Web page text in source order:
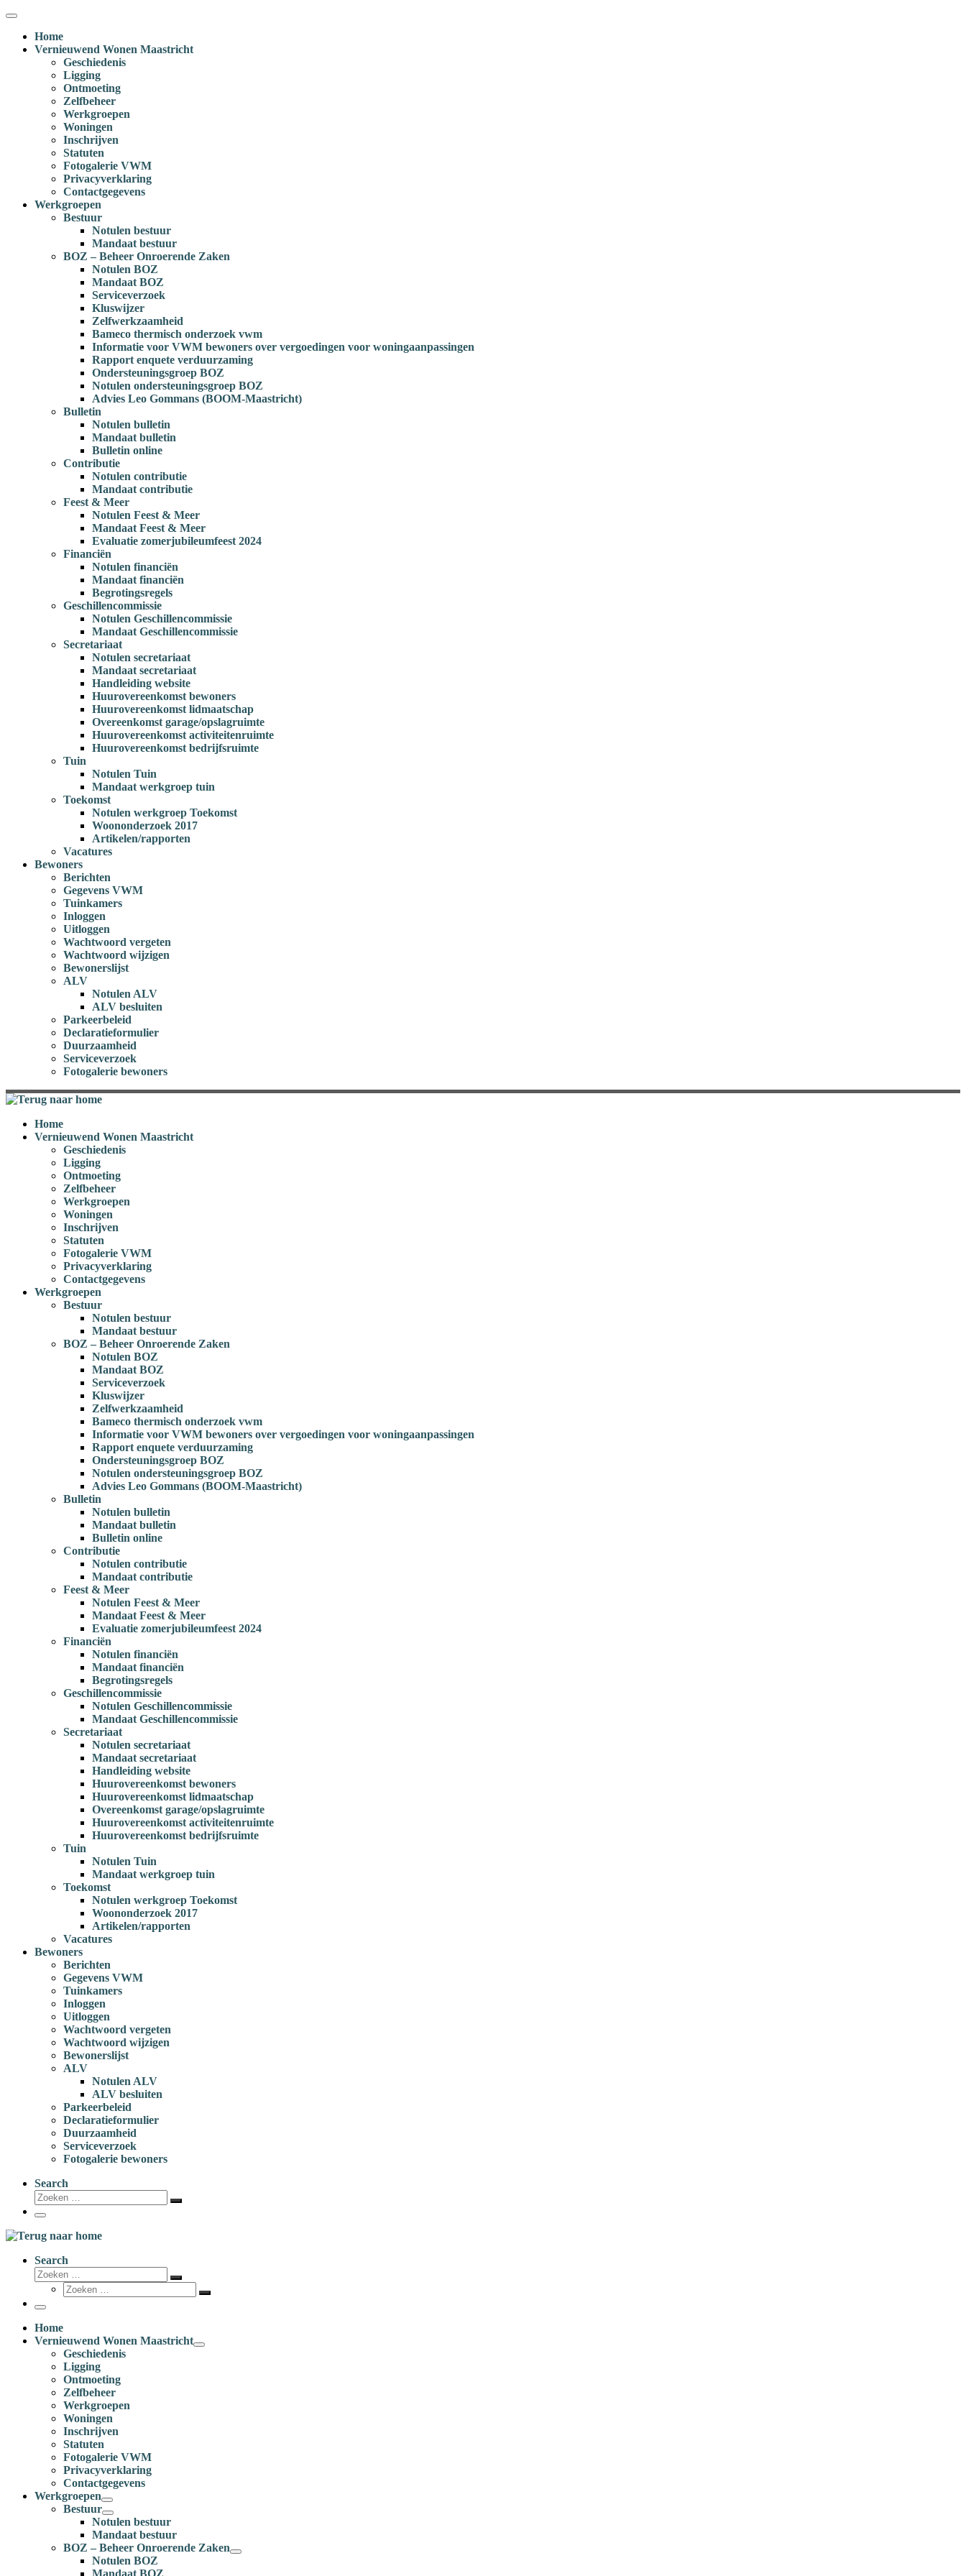
Ga
inhoud
Menu
Home
Vernieuwend Wonen Maastricht
Geschiedenis
Ligging
Ontmoeting
Zelfbeheer
Werkgroepen
Woningen
Inschrijven
Statuten
Fotogalerie VWM
Privacyverklaring
Contactgegevens
Werkgroepen
Bestuur
Notulen bestuur
Mandaat bestuur
BOZ – Beheer Onroerende Zaken
Notulen BOZ
Mandaat BOZ
Serviceverzoek
Kluswijzer
Zelfwerkzaamheid
Bameco thermisch onderzoek vwm
Informatie voor VWM bewoners over vergoedingen voor woningaanpassingen
Rapport enquete verduurzaming
Ondersteuningsgroep BOZ
Notulen ondersteuningsgroep BOZ
Advies Leo Gommans (BOOM-Maastricht)
Bulletin
Notulen bulletin
Mandaat bulletin
Bulletin online
Contributie
Notulen contributie
Mandaat contributie
Feest & Meer
Notulen Feest & Meer
Mandaat Feest & Meer
Evaluatie zomerjubileumfeest 2024
Financiën
Notulen financiën
Mandaat financiën
Begrotingsregels
Geschillencommissie
Notulen Geschillencommissie
Mandaat Geschillencommissie
Secretariaat
Notulen secretariaat
Mandaat secretariaat
Handleiding website
Huurovereenkomst bewoners
Huurovereenkomst lidmaatschap
Overeenkomst garage/opslagruimte
Huurovereenkomst activiteitenruimte
Huurovereenkomst bedrijfsruimte
Tuin
Notulen Tuin
Mandaat werkgroep tuin
Toekomst
Notulen werkgroep Toekomst
Woononderzoek 2017
Artikelen/rapporten
Vacatures
Bewoners
Berichten
Gegevens VWM
Tuinkamers
Inloggen
Uitloggen
Wachtwoord vergeten
Wachtwoord wijzigen
Bewonerslijst
ALV
Notulen ALV
ALV besluiten
Parkeerbeleid
Declaratieformulier
Duurzaamheid
Serviceverzoek
Fotogalerie bewoners
Home
Vernieuwend Wonen Maastricht
Geschiedenis
Ligging
Ontmoeting
Zelfbeheer
Werkgroepen
Woningen
Inschrijven
Statuten
Fotogalerie VWM
Privacyverklaring
Contactgegevens
Werkgroepen
Bestuur
Notulen bestuur
Mandaat bestuur
BOZ – Beheer Onroerende Zaken
Notulen BOZ
Mandaat BOZ
Serviceverzoek
Kluswijzer
Zelfwerkzaamheid
Bameco thermisch onderzoek vwm
Informatie voor VWM bewoners over vergoedingen voor woningaanpassingen
Rapport enquete verduurzaming
Ondersteuningsgroep BOZ
Notulen ondersteuningsgroep BOZ
Advies Leo Gommans (BOOM-Maastricht)
Bulletin
Notulen bulletin
Mandaat bulletin
Bulletin online
Contributie
Notulen contributie
Mandaat contributie
Feest & Meer
Notulen Feest & Meer
Mandaat Feest & Meer
Evaluatie zomerjubileumfeest 2024
Financiën
Notulen financiën
Mandaat financiën
Begrotingsregels
Geschillencommissie
Notulen Geschillencommissie
Mandaat Geschillencommissie
Secretariaat
Notulen secretariaat
Mandaat secretariaat
Handleiding website
Huurovereenkomst bewoners
Huurovereenkomst lidmaatschap
Overeenkomst garage/opslagruimte
Huurovereenkomst activiteitenruimte
Huurovereenkomst bedrijfsruimte
Tuin
Notulen Tuin
Mandaat werkgroep tuin
Toekomst
Notulen werkgroep Toekomst
Woononderzoek 2017
Artikelen/rapporten
Vacatures
Bewoners
Berichten
Gegevens VWM
Tuinkamers
Inloggen
Uitloggen
Wachtwoord vergeten
Wachtwoord wijzigen
Bewonerslijst
ALV
Notulen ALV
ALV besluiten
Parkeerbeleid
Declaratieformulier
Duurzaamheid
Serviceverzoek
Fotogalerie bewoners
Search
Zoeken
Zoeken
Menu
Search
Zoeken
Zoeken
Zoeken
Zoeken
Menu
Home
Vernieuwend Wonen Maastricht
Geschiedenis
Ligging
Ontmoeting
Zelfbeheer
Werkgroepen
Woningen
Inschrijven
Statuten
Fotogalerie VWM
Privacyverklaring
Contactgegevens
Werkgroepen
Bestuur
Notulen bestuur
Mandaat bestuur
BOZ – Beheer Onroerende Zaken
Notulen BOZ
Mandaat BOZ